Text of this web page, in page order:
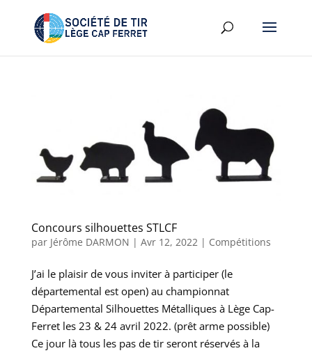
Concours silhouettes STLCF
par Jérôme DARMON | Avr 12, 2022| Compétitions
J’ai le plaisir de vous inviter à participer (le
départemental est open) au championnat
Départemental Silhouettes Métalliques à Lège Cap-
Ferret les 23 & 24 avril 2022. (prêt arme possible)
Ce jour là tous les pas de tir seront réservés à la